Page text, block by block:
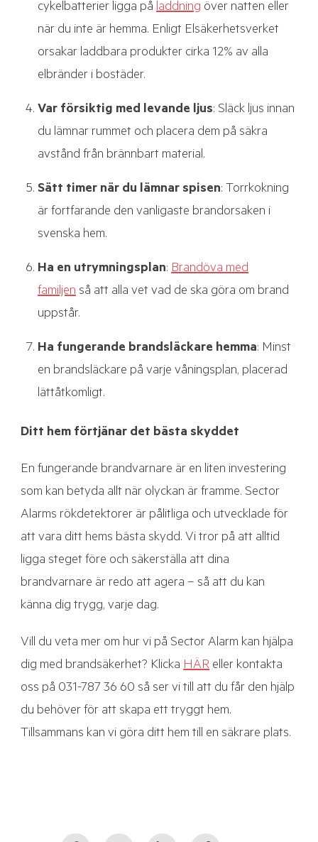
cykelbatterier ligga på laddning över natten eller
när du inte är hemma. Enligt Elsäkerhetsverket
orsakar laddbara produkter cirka 12% av alla
elbränder i bostäder.
Var försiktig med levande ljus: Släck ljus innan
du lämnar rummet och placera dem på säkra
avstånd från brännbart material.
Sätt timer när du lämnar spisen: Torrkokning
är fortfarande den vanligaste brandorsaken i
svenska hem.
Ha en utrymningsplan: Brandöva med
familjen så att alla vet vad de ska göra om brand
uppstår.
Ha fungerande brandsläckare hemma: Minst
en brandsläckare på varje våningsplan, placerad
lättåtkomligt.
Ditt hem förtjänar det bästa skyddet
En fungerande brandvarnare är en liten investering
som kan betyda allt när olyckan är framme. Sector
Alarms rökdetektorer är pålitliga och utvecklade för
att vara ditt hems bästa skydd. Vi tror på att alltid
ligga steget före och säkerställa att dina
brandvarnare är redo att agera – så att du kan
känna dig trygg, varje dag.
Vill du veta mer om hur vi på Sector Alarm kan hjälpa
dig med brandsäkerhet? Klicka HÄR eller kontakta
oss på 031-787 36 60 så ser vi till att du får den hjälp
du behöver för att skapa ett tryggt hem.
Tillsammans kan vi göra ditt hem till en säkrare plats.